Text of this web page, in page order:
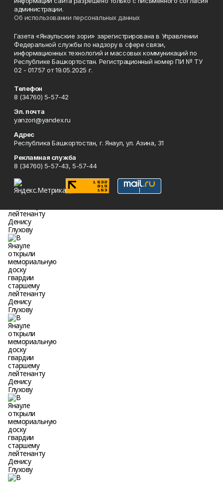
администрации.
Об использовании персональных данных
Газета «Янаульские зори» зарегистрирована в Управлении
Федеральной службы по надзору в сфере связи,
информационных технологий и массовых коммуникаций по
Республике Башкортостан. Регистрационный номер ПИ № ТУ
02 - 01757 от 19.05.2025 г.
Телефон
8 (34760) 5-57-42
Эл. почта
yanzori@yandex.ru
Адрес
Республика Башкортостан, г. Янаул, ул. Азина, 31
Рекламная служба
8 (34760) 5-57-43, 5-57-44